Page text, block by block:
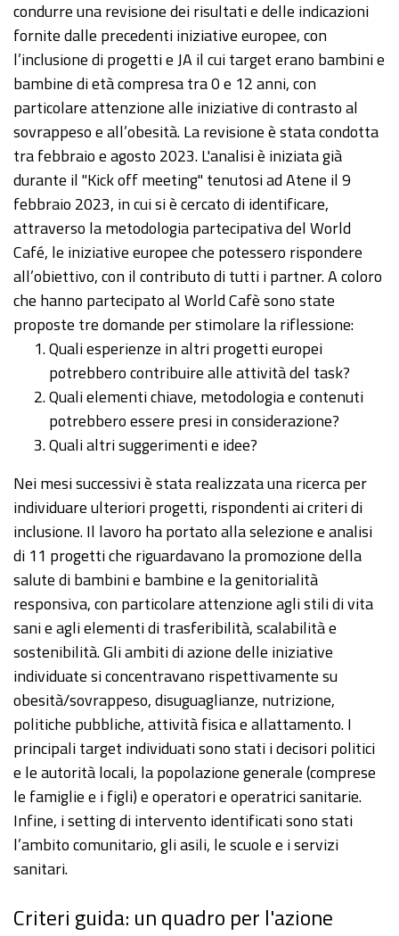
condurre una revisione dei risultati e delle indicazioni
fornite dalle precedenti iniziative europee, con
l’inclusione di progetti e JA il cui target erano bambini e
bambine di età compresa tra 0 e 12 anni, con
particolare attenzione alle iniziative di contrasto al
sovrappeso e all’obesità. La revisione è stata condotta
tra febbraio e agosto 2023. L'analisi è iniziata già
durante il "Kick off meeting" tenutosi ad Atene il 9
febbraio 2023, in cui si è cercato di identificare,
attraverso la metodologia partecipativa del World
Café, le iniziative europee che potessero rispondere
all’obiettivo, con il contributo di tutti i partner. A coloro
che hanno partecipato al World Cafè sono state
proposte tre domande per stimolare la riflessione:
Quali esperienze in altri progetti europei
potrebbero contribuire alle attività del task?
Quali elementi chiave, metodologia e contenuti
potrebbero essere presi in considerazione?
Quali altri suggerimenti e idee?
Nei mesi successivi è stata realizzata una ricerca per
individuare ulteriori progetti, rispondenti ai criteri di
inclusione. Il lavoro ha portato alla selezione e analisi
di 11 progetti che riguardavano la promozione della
salute di bambini e bambine e la genitorialità
responsiva, con particolare attenzione agli stili di vita
sani e agli elementi di trasferibilità, scalabilità e
sostenibilità. Gli ambiti di azione delle iniziative
individuate si concentravano rispettivamente su
obesità/sovrappeso, disuguaglianze, nutrizione,
politiche pubbliche, attività fisica e allattamento. I
principali target individuati sono stati i decisori politici
e le autorità locali, la popolazione generale (comprese
le famiglie e i figli) e operatori e operatrici sanitarie.
Infine, i setting di intervento identificati sono stati
l’ambito comunitario, gli asili, le scuole e i servizi
sanitari.
Criteri guida: un quadro per l'azione